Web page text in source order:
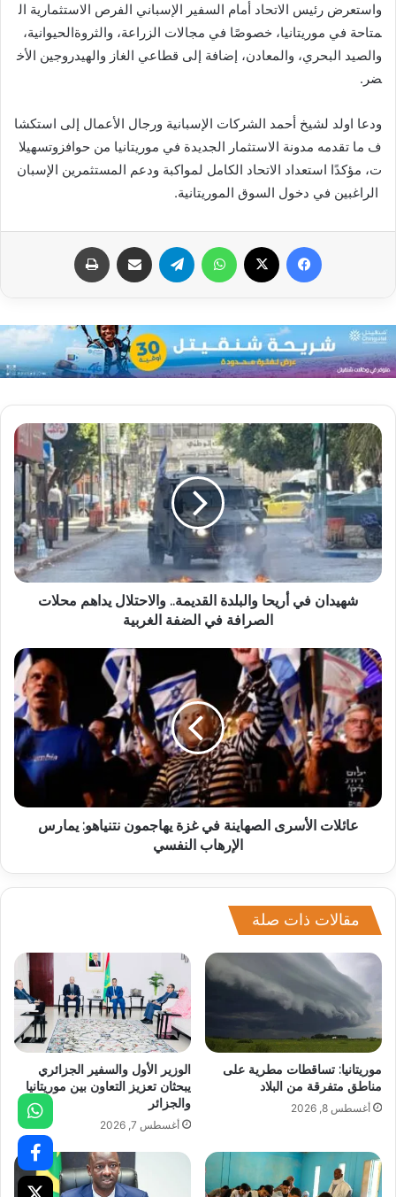
واستعرض رئيس الاتحاد أمام السفير الإسباني الفرص الاستثمارية ال
متاحة في موريتانيا، خصوصًا في مجالات الزراعة، والثروةالحيوانية،
والصيد البحري، والمعادن، إضافة إلى قطاعي الغاز والهيدروجين الأخ
ضر.
ودعا اولد لشيخ أحمد الشركات الإسبانية ورجال الأعمال إلى استكشا
ف ما تقدمه مدونة الاستثمار الجديدة في موريتانيا من حوافزوتسهيلا
ت، مؤكدًا استعداد الاتحاد الكامل لمواكبة ودعم المستثمرين الإسبان
الراغبين في دخول السوق الموريتانية.
فيسبوك واتساب تيلقرام مشاركة عبر البريد
شهيدان في أريحا والبلدة القديمة.. والاحتلال يداهم محلات
الصرافة في الضفة الغربية
عائلات الأسرى الصهاينة في غزة يهاجمون نتنياهو: يمارس
الإرهاب النفسي
مقالات ذات صلة
موريتانيا: تساقطات مطرية على
مناطق متفرقة من البلاد
أغسطس 8, 2026
الوزير الأول والسفير الجزائري
يبحثان تعزيز التعاون بين موريتانيا
والجزائر
أغسطس 7, 2026